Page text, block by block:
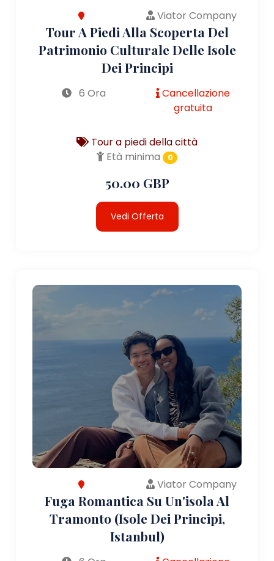
Viator Company
Tour A Piedi Alla Scoperta Del
Patrimonio Culturale Delle Isole
Dei Principi
6 Ora
Cancellazione
gratuita
Tour a piedi della città
Età minima
0
50.00 GBP
Vedi Offerta
Viator Company
Fuga Romantica Su Un'isola Al
Tramonto (Isole Dei Principi,
Istanbul)